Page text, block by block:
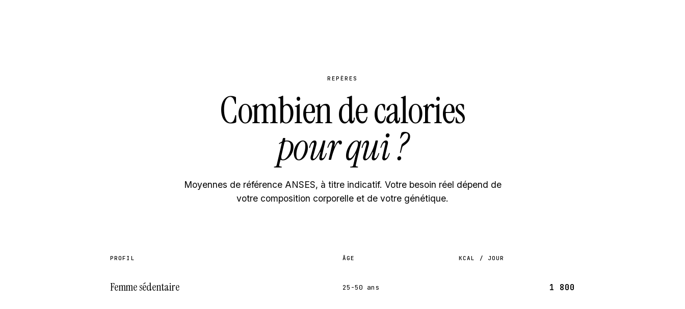
REPÈRES
Combien de calories
pour qui ?
Moyennes de référence ANSES, à titre indicatif. Votre besoin réel dépend de
votre composition corporelle et de votre génétique.
PROFIL ÂGE KCAL / JOUR
Femme sédentaire 25-50 ans 1 800